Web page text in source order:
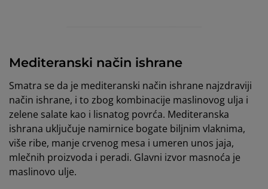
Mediteranski način ishrane
Smatra se da je mediteranski način ishrane najzdraviji
način ishrane, i to zbog kombinacije maslinovog ulja i
zelene salate kao i lisnatog povrća. Mediteranska
ishrana uključuje namirnice bogate biljnim vlaknima,
više ribe, manje crvenog mesa i umeren unos jaja,
mlečnih proizvoda i peradi. Glavni izvor masnoća je
maslinovo ulje.